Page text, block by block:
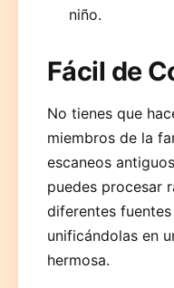
niño.
Fácil de
No tienes que
miembros de la
escaneos
puedes procesar
diferentes
unificándolas en
hermosa.